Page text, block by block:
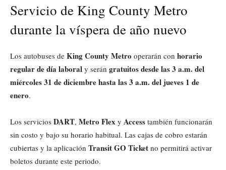
Servicio de King County Metro
durante la víspera de año nuevo
Los autobuses de King County Metro operarán con horario
regular de día laboral y serán gratuitos desde las 3 a.m. del
miércoles 31 de diciembre hasta las 3 a.m. del jueves 1 de
enero.
Los servicios DART, Metro Flex y Access también funcionarán
sin costo y bajo su horario habitual. Las cajas de cobro estarán
cubiertas y la aplicación Transit GO Ticket no permitirá activar
boletos durante este periodo.